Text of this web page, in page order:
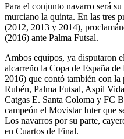
Para el conjunto navarro será
murciano la quinta. En las tres
(2012, 2013 y 2014),
(2016) ante Palma Futsal.
Ambos equipos, ya disputaron
alcarreño la Copa de España
2016) que contó también con
Rubén, Palma Futsal, Aspil
Catgas E. Santa Coloma y FC
campeón el Movistar Inter que
Los navarros por su parte,
en Cuartos de Final.